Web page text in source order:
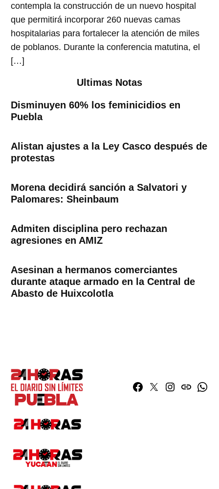
contempla la construcción de un nuevo hospital
que permitirá incorporar 260 nuevas camas
hospitalarias para fortalecer la atención de miles
de poblanos. Durante la conferencia matutina, el
[…]
Ultimas Notas
Disminuyen 60% los feminicidios en
Puebla
Alistan ajustes a la Ley Casco después de
protestas
Morena decidirá sanción a Salvatori y
Palomares: Sheinbaum
Admiten disciplina pero rechazan
agresiones en AMIZ
Asesinan a hermanos comerciantes
durante ataque armado en la Central de
Abasto de Huixcolotla
Facebook
TwitterInstagram
issuu